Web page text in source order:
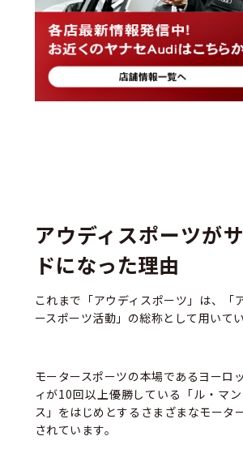
アウディスポーツが
ドになった理由
これまで「アウディスポーツ」は、「
ースポーツ活動」の総称として用いてい
モータースポーツの本場であるヨーロ
ィが10回以上優勝している「ル・マ
ス」をはじめとするさまざまなモータ
されています。